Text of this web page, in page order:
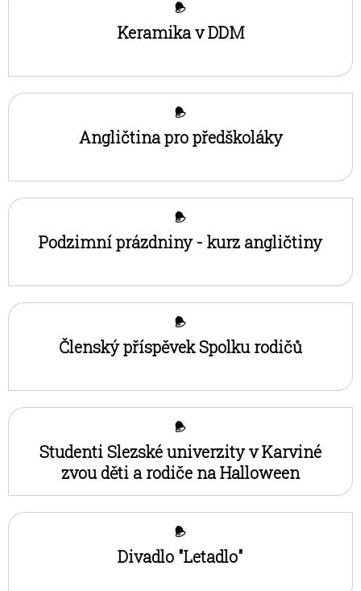
VlaštovkyKeramika v DDM
Angličtina pro předškoláky
Podzimní prázdniny - kurz angličtiny
Členský příspěvek Spolku rodičů
Studenti Slezské univerzity v Karviné
zvou děti a rodiče na Halloween
Divadlo "Letadlo"